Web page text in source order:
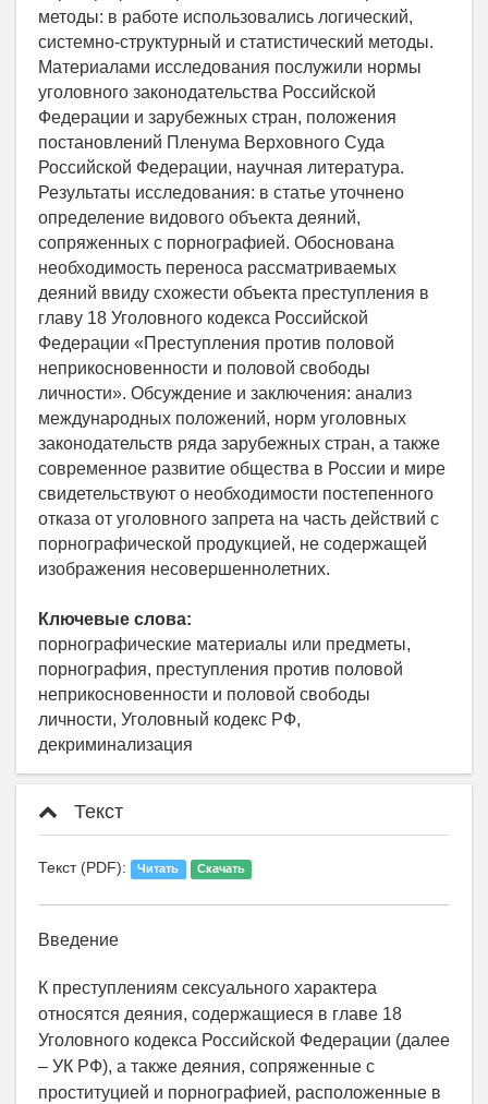
методы: в работе использовались логический,
системно-структурный и статистический методы.
Материалами исследования послужили нормы
уголовного законодательства Российской
Федерации и зарубежных стран, положения
постановлений Пленума Верховного Суда
Российской Федерации, научная литература.
Результаты исследования: в статье уточнено
определение видового объекта деяний,
сопряженных с порнографией. Обоснована
необходимость переноса рассматриваемых
деяний ввиду схожести объекта преступления в
главу 18 Уголовного кодекса Российской
Федерации «Преступления против половой
неприкосновенности и половой свободы
личности». Обсуждение и заключения: анализ
международных положений, норм уголовных
законодательств ряда зарубежных стран, а также
современное развитие общества в России и мире
свидетельствуют о необходимости постепенного
отказа от уголовного запрета на часть действий с
порнографической продукцией, не содержащей
изображения несовершеннолетних.
Ключевые слова:
порнографические материалы или предметы,
порнография, преступления против половой
неприкосновенности и половой свободы
личности, Уголовный кодекс РФ,
декриминализация
Текст
Текст (PDF): Читать Скачать
Введение
К преступлениям сексуального характера
относятся деяния, содержащиеся в главе 18
Уголовного кодекса Российской Федерации (далее
– УК РФ), а также деяния, сопряженные с
проституцией и порнографией, расположенные в